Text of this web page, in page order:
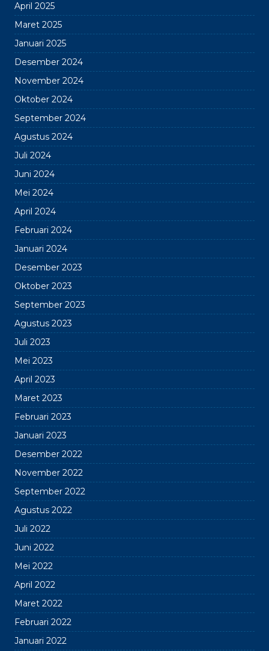
April 2025
Maret 2025
Januari 2025
Desember 2024
November 2024
Oktober 2024
September 2024
Agustus 2024
Juli 2024
Juni 2024
Mei 2024
April 2024
Februari 2024
Januari 2024
Desember 2023
Oktober 2023
September 2023
Agustus 2023
Juli 2023
Mei 2023
April 2023
Maret 2023
Februari 2023
Januari 2023
Desember 2022
November 2022
September 2022
Agustus 2022
Juli 2022
Juni 2022
Mei 2022
April 2022
Maret 2022
Februari 2022
Januari 2022